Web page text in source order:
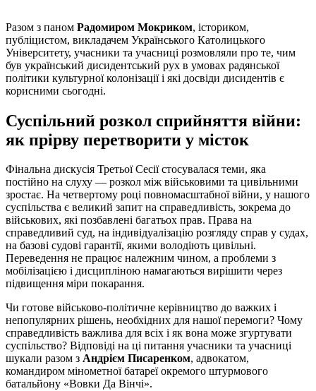
Разом з паном Радомиром Мокриком, істориком,
публіцистом, викладачем Українського Католицького
Університету, учасники та учасниці розмовляли про те, чим
був український дисидентський рух в умовах радянської
політики культурної колонізації і які досвіди дисидентів є
корисними сьогодні.
Суспільний розкол сприйняття війни:
як прірву перетворити у місток
Фінальна дискусія Третьої Сесії стосувалася теми, яка
постійно на слуху — розкол між військовими та цивільними
зростає. На четвертому році повномасштабної війни, у нашого
суспільства є великий запит на справедливість, зокрема до
військових, які позбавлені багатьох прав. Права на
справедливий суд, на індивідуалізацію розгляду справ у судах,
на базові судові гарантії, якими володіють цивільні.
Переведення не працює належним чином, а проблеми з
мобілізацією і дисципліною намагаються вирішити через
підвищення міри покарання.
Чи готове військово-політичне керівництво до важких і
непопулярних рішень, необхідних для нашої перемоги? Чому
справедливість важлива для всіх і як вона може згуртувати
суспільство? Відповіді на ці питання учасники та учасниці
шукали разом з Андрієм Писаренком, адвокатом,
командиром мінометної батареї окремого штурмового
батальйону «Вовки Да Вінчі».